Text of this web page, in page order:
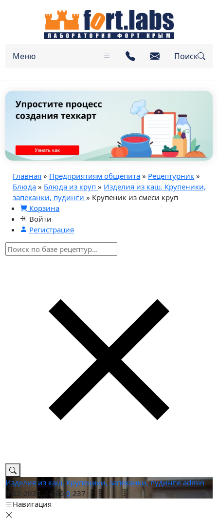
Меню Поиск
Главная » Предприятиям общепита » Рецептурник »
Блюда » Блюда из круп» Изделия из каш. Крупеники,
запеканки, пудинги» Крупеник из смеси круп
Корзина
Войти
Регистрация
Изделия из каш. Крупеники, запеканки, пудингиadmin
3-02-2025, 14:06 0 237
Навигация